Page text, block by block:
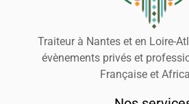
Traiteur à Nantes et en Loire-
évènements privés et
Française et